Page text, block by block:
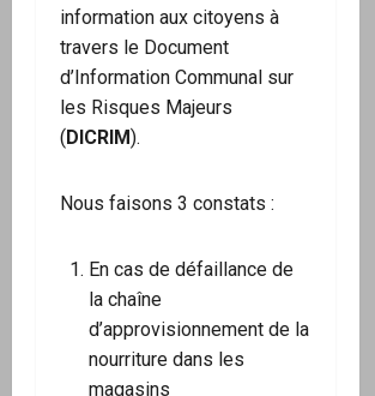
information aux citoyens à
travers le Document
d’Information Communal sur
les Risques Majeurs
(DICRIM).
Nous faisons 3 constats :
En cas de défaillance de
la chaîne
d’approvisionnement de la
nourriture dans les
magasins